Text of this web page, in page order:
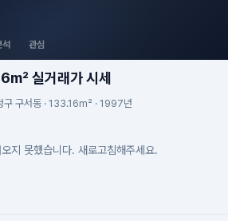
관심
실거래가 시세
구 구서동 · 133.16m² · 1997년
지 못했습니다. 새로고침해주세요.